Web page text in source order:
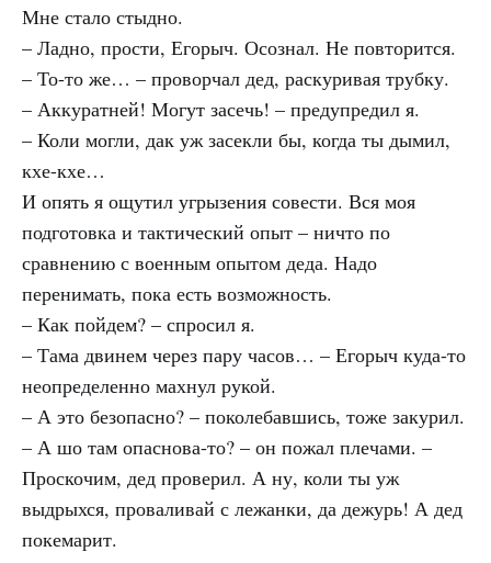
Мне стало стыдно.
– Ладно, прости, Егорыч. Осознал. Не повторится.
– То-то же… – проворчал дед, раскуривая трубку.
– Аккуратней! Могут засечь! – предупредил я.
– Коли могли, дак уж засекли бы, когда ты дымил,
кхе-кхе…
И опять я ощутил угрызения совести. Вся моя
подготовка и тактический опыт – ничто по
сравнению с военным опытом деда. Надо
перенимать, пока есть возможность.
– Как пойдем? – спросил я.
– Тама двинем через пару часов… – Егорыч куда-то
неопределенно махнул рукой.
– А это безопасно? – поколебавшись, тоже закурил.
– А шо там опаснова-то? – он пожал плечами. –
Проскочим, дед проверил. А ну, коли ты уж
выдрыхся, проваливай с лежанки, да дежурь! А дед
покемарит.